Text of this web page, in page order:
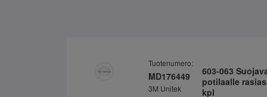
Tuotenumero:
MD176449
3M Unitek
603-063
potilaalle
kpl